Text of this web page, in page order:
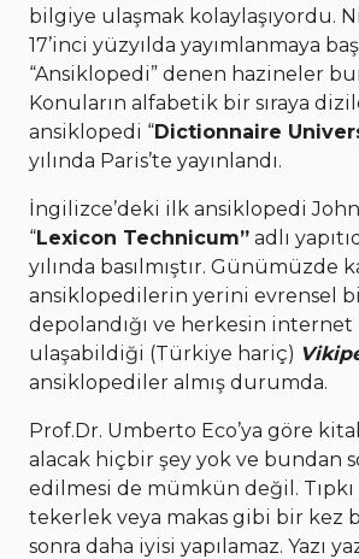
bilgiye ulaşmak kolaylaşıyordu.
17’inci yüzyılda yayımlanmaya
“Ansiklopedi” denen hazineler
Konuların alfabetik bir sıraya
ansiklopedi “Dictionnaire
yılında Paris’te yayınlandı.
İngilizce’deki ilk ansiklopedi John
“Lexicon Technicum” adlı
yılında basılmıştır. Günümüzde
ansiklopedilerin yerini evrensel
depolandığı ve herkesin
ulaşabildiği (Türkiye hariç)
ansiklopediler almış durumda.
Prof.Dr. Umberto Eco’ya göre
alacak hiçbir şey yok ve bundan
edilmesi de mümkün değil. Tıpkı
tekerlek veya makas gibi bir kez
sonra daha iyisi yapılamaz. Yazı